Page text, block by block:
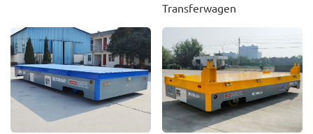
Transferwagen